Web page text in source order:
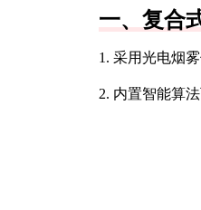
一、复合
1. 采用光电烟
2. 内置智能算